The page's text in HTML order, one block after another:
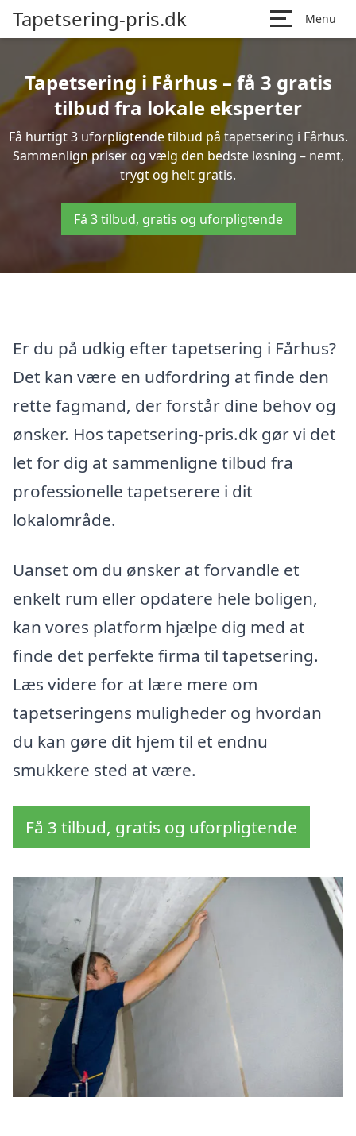
Tapetsering-pris.dk Menu
Tapetsering i Fårhus – få 3 gratis
tilbud fra lokale eksperter
Få hurtigt 3 uforpligtende tilbud på tapetsering i Fårhus.
Sammenlign priser og vælg den bedste løsning – nemt,
trygt og helt gratis.
Få 3 tilbud, gratis og uforpligtende
Er du på udkig efter tapetsering i Fårhus?
Det kan være en udfordring at finde den
rette fagmand, der forstår dine behov og
ønsker. Hos tapetsering-pris.dk gør vi det
let for dig at sammenligne tilbud fra
professionelle tapetserere i dit
lokalområde.
Uanset om du ønsker at forvandle et
enkelt rum eller opdatere hele boligen,
kan vores platform hjælpe dig med at
finde det perfekte firma til tapetsering.
Læs videre for at lære mere om
tapetseringens muligheder og hvordan
du kan gøre dit hjem til et endnu
smukkere sted at være.
Få 3 tilbud, gratis og uforpligtende